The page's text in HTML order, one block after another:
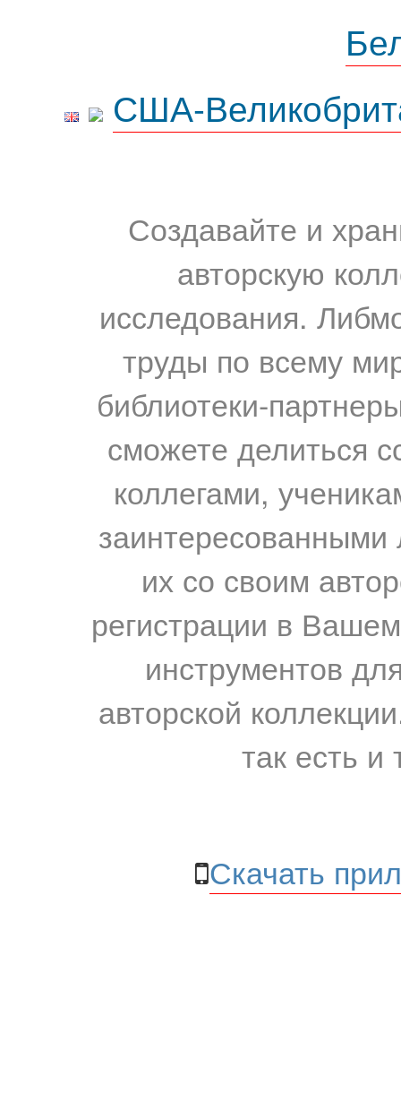
США-
Создавайте и
авторскую
исследования.
труды по всему
библиотеки-
сможете делиться
коллегами,
их со своим
регистрации в
инструментов
авторской
так есть и
Скачать